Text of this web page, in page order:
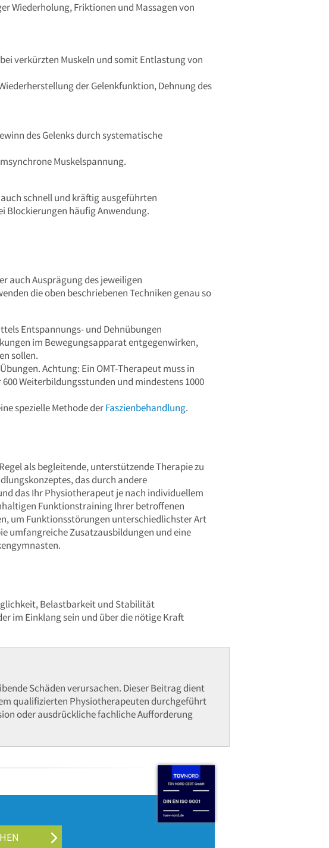
Wiederholung, Friktionen und Massagen von
verkürzten Muskeln und somit Entlastung von
der Gelenkfunktion, Dehnung des
des Gelenks durch systematische
Muskelspannung.
schnell und kräftig ausgeführten
Blockierungen häufig Anwendung.
auch Ausprägung des jeweiligen
die oben beschriebenen Techniken genau so
Entspannungs- und Dehnübungen
im Bewegungsapparat entgegenwirken,
sollen.
Achtung: Ein OMT-Therapeut muss in
Weiterbildungsstunden und mindestens 1000
spezielle Methode derFaszienbehandlung.
als begleitende, unterstützende Therapie zu
das durch andere
das Ihr Physiotherapeut je nach individuellem
Funktionstraining Ihrer betroffenen
um Funktionsstörungen unterschiedlichster Art
umfangreiche Zusatzausbildungen und eine
Belastbarkeit und Stabilität
im Einklang sein und über die nötige Kraft
Schäden verursachen. Dieser Beitrag dient
qualifizierten Physiotherapeuten durchgeführt
oder ausdrückliche fachliche Aufforderung